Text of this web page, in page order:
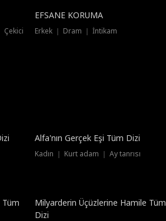
Çekici
EFSANE KORUMA
Erkek ｜ Dram ｜ İntikam
Alfa'nın Gerçek Eşi Tüm Dizi
Kadın ｜ Kurt adam ｜ Ay tanrısı
Tüm
Dublajlı
Milyarderin Üçüzlerine Hamile Tüm
Dizi